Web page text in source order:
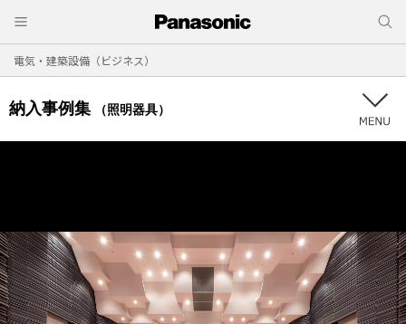
電気・建築設備（ビジネス）
納入事例集 （照明器具）